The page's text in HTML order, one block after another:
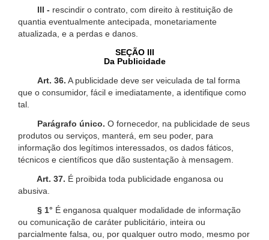
III - rescindir o contrato, com direito à restituição de
quantia eventualmente antecipada, monetariamente
atualizada, e a perdas e danos.
SEÇÃO III
Da Publicidade
Art. 36. A publicidade deve ser veiculada de tal forma
que o consumidor, fácil e imediatamente, a identifique como
tal.
Parágrafo único. O fornecedor, na publicidade de seus
produtos ou serviços, manterá, em seu poder, para
informação dos legítimos interessados, os dados fáticos,
técnicos e científicos que dão sustentação à mensagem.
Art. 37. É proibida toda publicidade enganosa ou
abusiva.
§ 1° É enganosa qualquer modalidade de informação
ou comunicação de caráter publicitário, inteira ou
parcialmente falsa, ou, por qualquer outro modo, mesmo por